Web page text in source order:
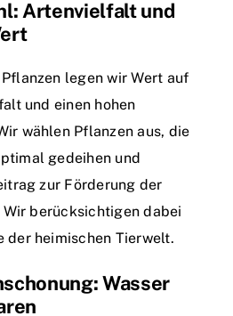
Artenvielfalt und
legen wir Wert auf
und einen hohen
wählen Pflanzen aus, die
gedeihen und
zur Förderung der
berücksichtigen dabei
der heimischen Tierwelt.
Wasser